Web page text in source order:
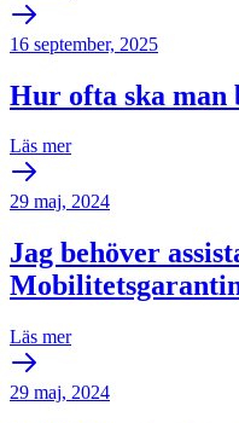
16 september, 2025
Hur ofta ska man
Läs mer
29 maj, 2024
Jag behöver
Läs mer
29 maj, 2024